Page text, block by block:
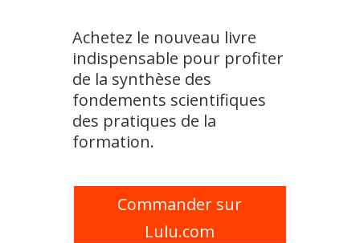
Achetez le nouveau livre
indispensable pour profiter
de la synthèse des
fondements scientifiques
des pratiques de la
formation.
Commander sur
Lulu.com